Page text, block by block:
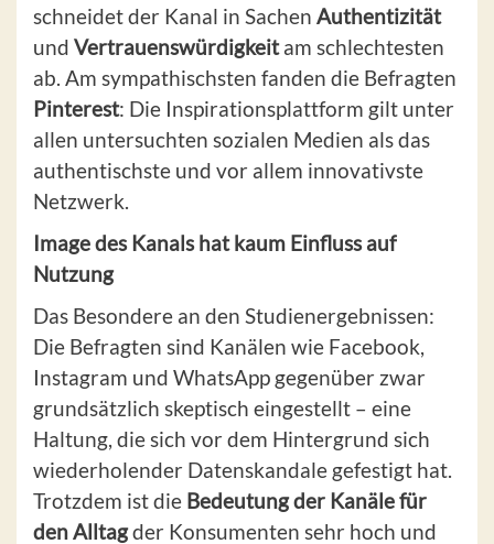
schneidet der Kanal in Sachen Authentizität
und Vertrauenswürdigkeitam schlechtesten
ab. Am sympathischsten fanden die Befragten
Pinterest: Die Inspirationsplattform gilt unter
allen untersuchten sozialen Medien als das
authentischste und vor allem innovativste
Netzwerk.
Image des Kanals hat kaum Einfluss auf
Nutzung
Das Besondere an den Studienergebnissen:
Die Befragten sind Kanälen wie Facebook,
Instagram und WhatsApp gegenüber zwar
grundsätzlich skeptisch eingestellt – eine
Haltung, die sich vor dem Hintergrund sich
wiederholender Datenskandale gefestigt hat.
Trotzdem ist die Bedeutung der Kanäle für
den Alltagder Konsumenten sehr hoch und